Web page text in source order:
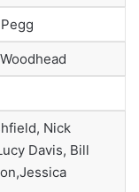
Nick
Davis, Bill